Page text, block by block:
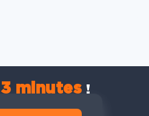
3 minutes !